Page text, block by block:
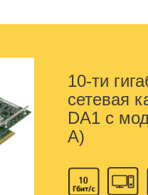
10-ти
сетевая
DA1 с
А)